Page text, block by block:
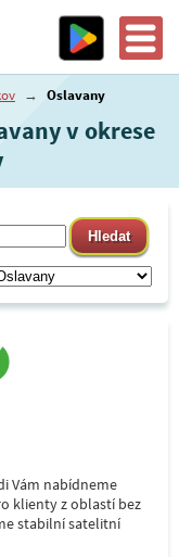
→ Oslavany
v okrese
Vám nabídneme
klienty z oblastí bez
stabilní satelitní